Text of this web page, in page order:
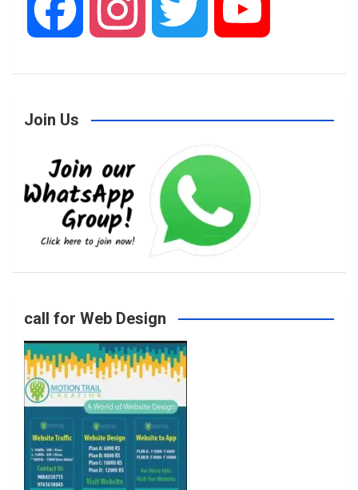
e
b
o
k
s
r
a
m
i u
Join Us
call for Web Design